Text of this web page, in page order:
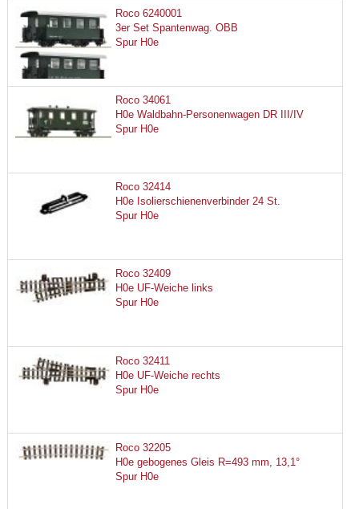
Roco 6240001
3er Set Spantenwag. OBB
Spur H0e
Roco 34061
H0e Waldbahn-Personenwagen DR III/IV
Spur H0e
Roco 32414
H0e Isolierschienenverbinder 24 St.
Spur H0e
Roco 32409
H0e UF-Weiche links
Spur H0e
Roco 32411
H0e UF-Weiche rechts
Spur H0e
Roco 32205
H0e gebogenes Gleis R=493 mm, 13,1°
Spur H0e